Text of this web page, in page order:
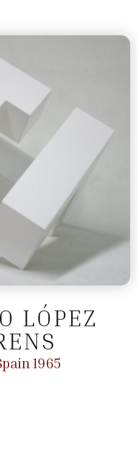
LÓPEZ
1965